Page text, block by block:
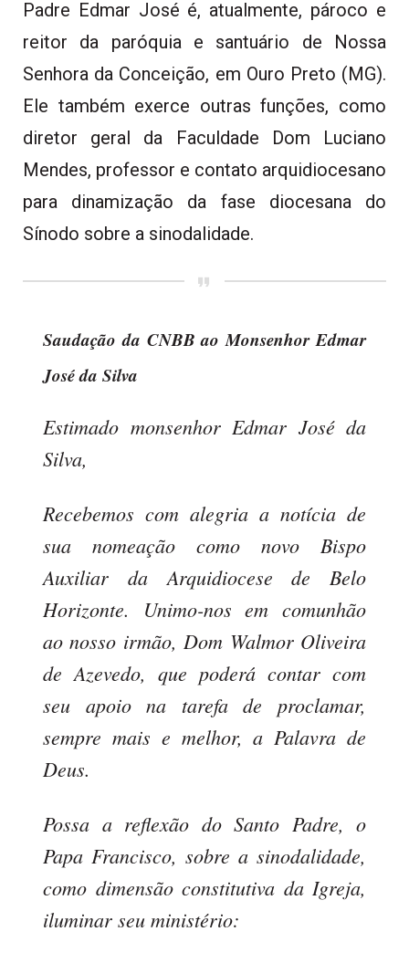
Padre Edmar José é, atualmente, pároco e
reitor da paróquia e santuário de Nossa
Senhora da Conceição, em Ouro Preto (MG).
Ele também exerce outras funções, como
diretor geral da Faculdade Dom Luciano
Mendes, professor e contato arquidiocesano
para dinamização da fase diocesana do
Sínodo sobre a sinodalidade.
Saudação da CNBB ao Monsenhor Edmar
José da Silva
Estimado monsenhor Edmar José da
Silva,
Recebemos com alegria a notícia de
sua nomeação como novo Bispo
Auxiliar da Arquidiocese de Belo
Horizonte. Unimo-nos em comunhão
ao nosso irmão, Dom Walmor Oliveira
de Azevedo, que poderá contar com
seu apoio na tarefa de proclamar,
sempre mais e melhor, a Palavra de
Deus.
Possa a reflexão do Santo Padre, o
Papa Francisco, sobre a sinodalidade,
como dimensão constitutiva da Igreja,
iluminar seu ministério: